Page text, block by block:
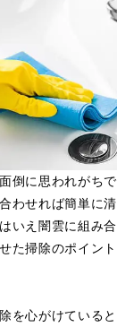
倒に思われがち
わせれば簡単に
いえ闇雲に組み
た掃除のポイン
を心がけている